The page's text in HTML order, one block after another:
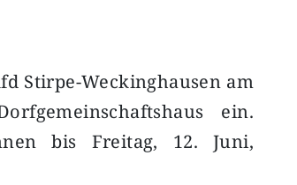
Stirpe-Weckinghausen am
ein.
bis Freitag, 12. Juni,